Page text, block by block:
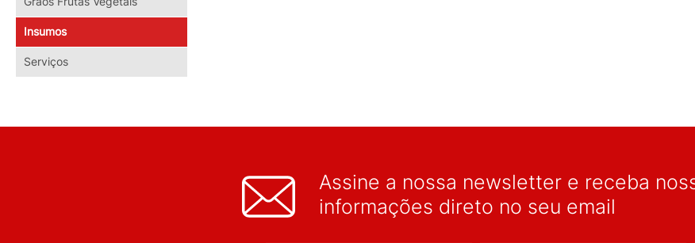
Insumos
Serviços
Assine a nossa newsletter e receba
informações direto no seu email